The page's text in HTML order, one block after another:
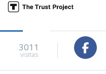
3011
visitas